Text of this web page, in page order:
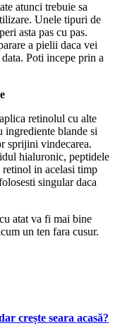
atunci trebuie sa
Unele tipuri de
asta pas cu pas.
a pielii daca vei
Poti incepe prin a
retinolul cu alte
ingrediente blande si
sprijini vindecarea.
hialuronic, peptidele
in acelasi timp
singular daca
atat va fi mai bine
un ten fara cusur.
crește seara acasă?